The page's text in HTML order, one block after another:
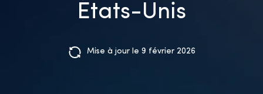
États-Unis
Mise à jour le 9 février 2026